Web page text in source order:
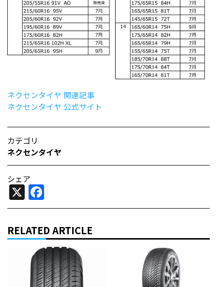
ネクセンタイヤ 関連記事
ネクセンタイヤ 公式サイト
カテゴリ
ネクセンタイヤ
シェア
X
RELATED ARTICLE